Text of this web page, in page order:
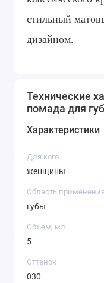
стильный
дизайном.
Технические
помада для
Характеристики
Для кого
женщины
Область применения
губы
Объем, мл
5
Оттенок
030